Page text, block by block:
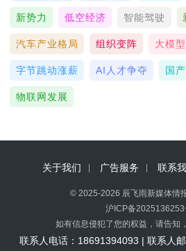
新势力 低空经济 智能驾驶
汽车产业格局 组织变阵 大模型
字节跳动涨薪 AI人才争夺 国
物联网发展
关于我们 广告服务 联系
© 2025-2026 辰飞雨新媒体情
沪ICP备
如有信息侵犯了您的权益，请告知
联系人电话：18691394093 | 联系人